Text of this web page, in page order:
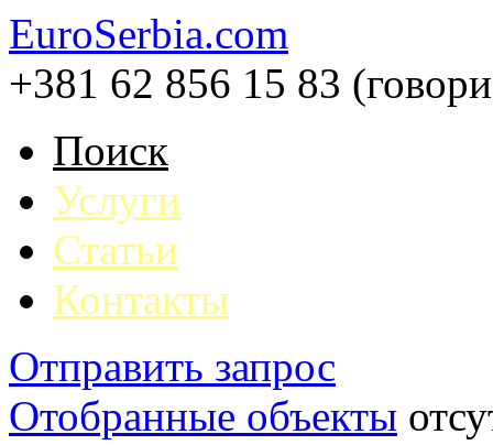
EuroSerbia.com
+381 62 856 15 83
Поиск
Услуги
Статьи
Контакты
Отправить запрос
Отобранные объекты